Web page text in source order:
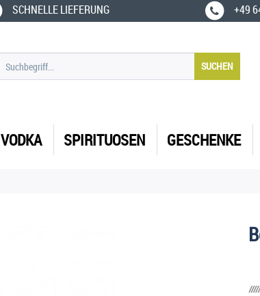
SCHNELLE LIEFERUNG +49
SUCHEN
VODKA SPIRITUOSEN GESCHENKE